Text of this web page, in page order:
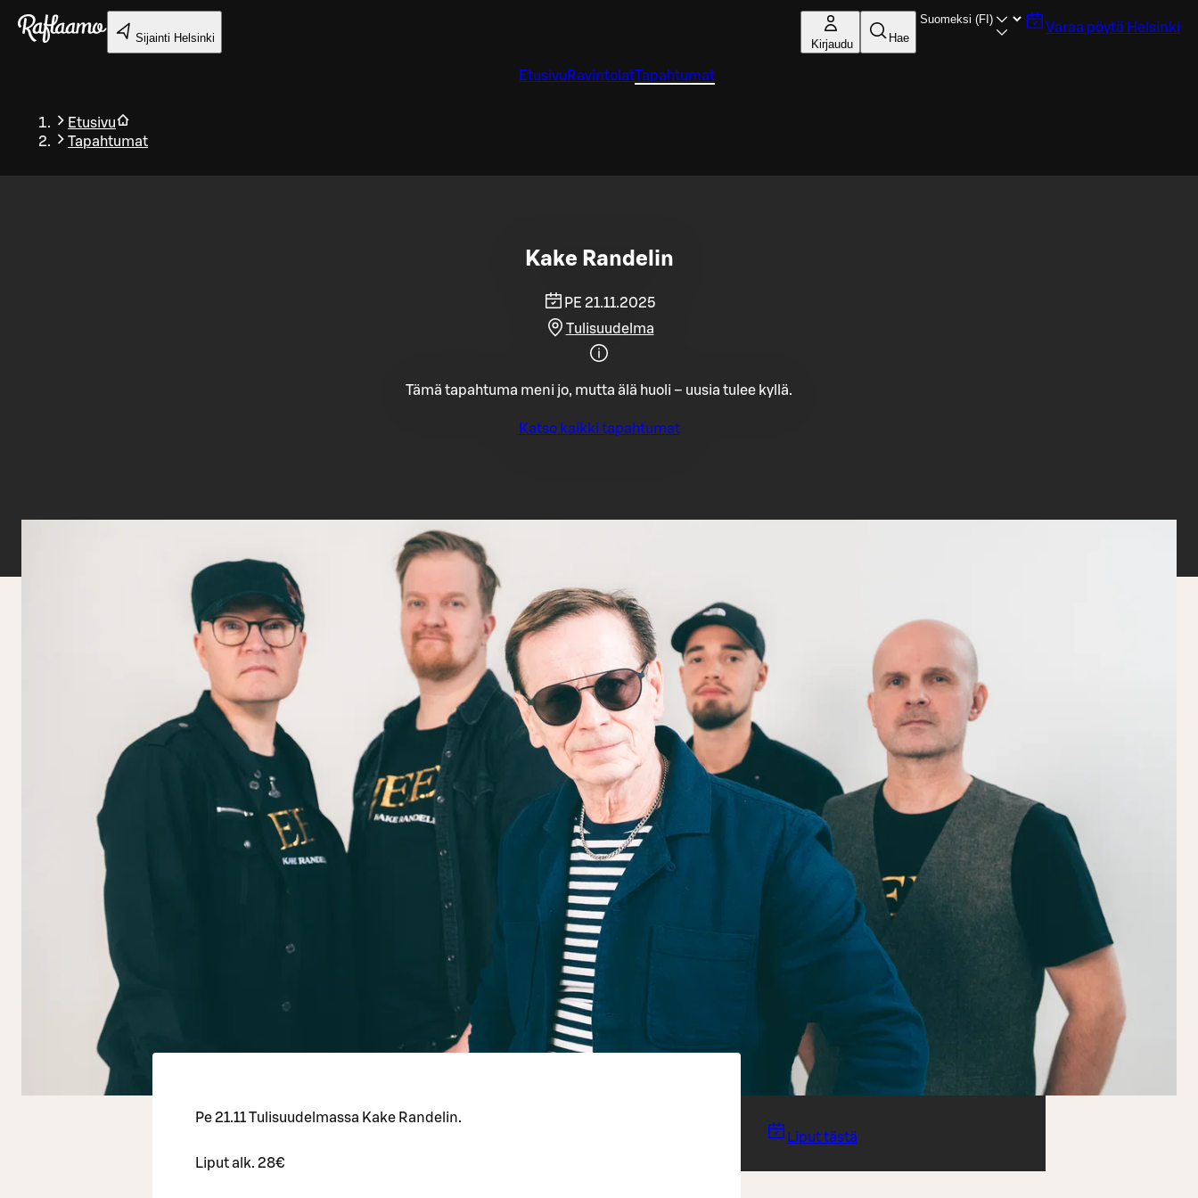
Siirry pääsisältöön
Sijainti Helsinki Kirjaudu Hae
Varaa pöytä Helsinki
Etusivu RavintolatTapahtumat
Etusivu
Tapahtumat
Takaisin
Kake Randelin
PE 21.11.2025
Tulisuudelma
Tämä tapahtuma meni jo, mutta älä huoli – uusia tulee kyllä.
Katso kaikki tapahtumat
Pe 21.11 Tulisuudelmassa Kake Randelin.
Liput alk. 28€
Liput tästä